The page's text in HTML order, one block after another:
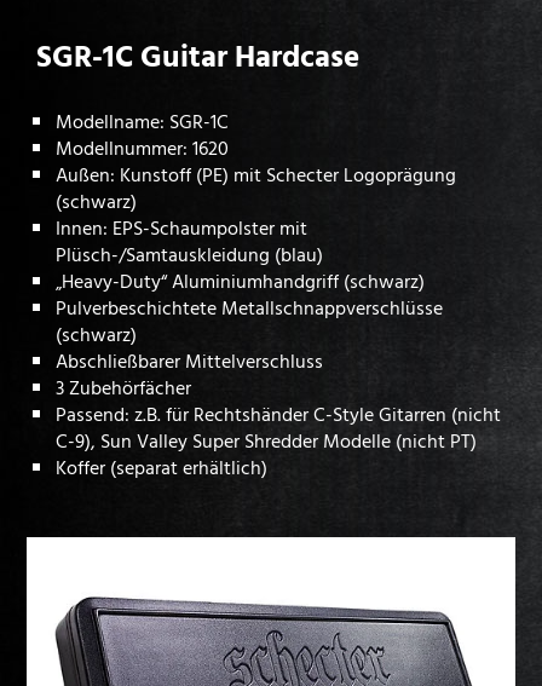
SGR-1C Guitar Hardcase
Modellname: SGR-1C
Modellnummer: 1620
Außen: Kunstoff (PE) mit Schecter Logoprägung
(schwarz)
Innen: EPS-Schaumpolster mit
Plüsch-/Samtauskleidung (blau)
„Heavy-Duty“ Aluminiumhandgriff (schwarz)
Pulverbeschichtete Metallschnappverschlüsse
(schwarz)
Abschließbarer Mittelverschluss
3 Zubehörfächer
Passend: z.B. für Rechtshänder C-Style Gitarren (nicht
C-9), Sun Valley Super Shredder Modelle (nicht PT)
Koffer (separat erhältlich)